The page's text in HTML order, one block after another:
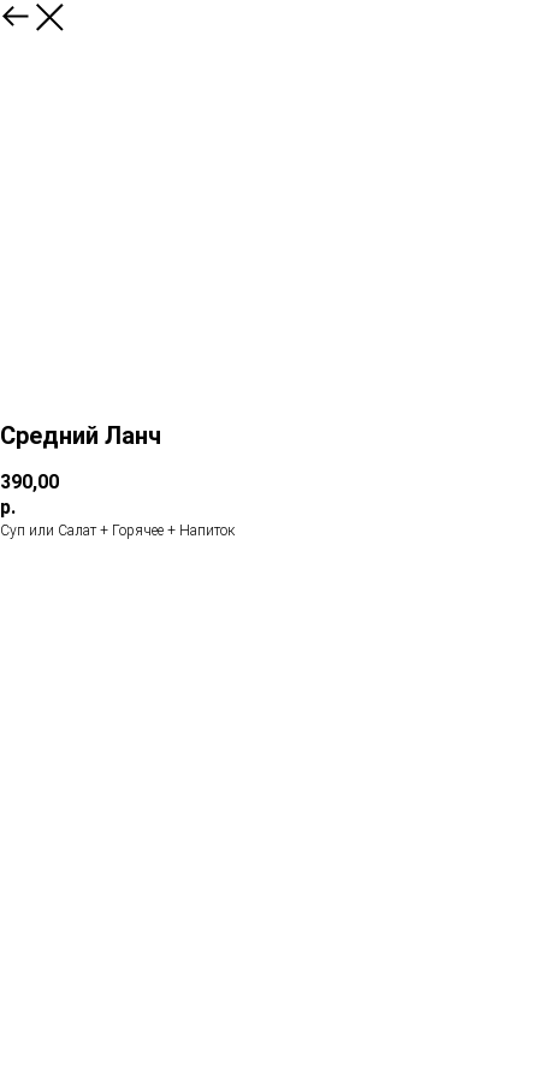
Средний Ланч
390,00
р.
Суп или Салат + Горячее + Напиток